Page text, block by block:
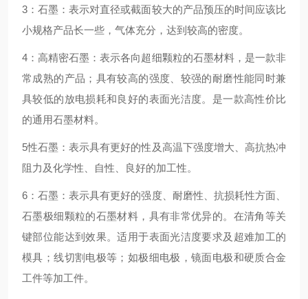
3：石墨：表示对直径或截面较大的产品预压的时间应该比
小规格产品长一些，气体充分，达到较高的密度。
4：高精密石墨：表示各向超细颗粒的石墨材料，是一款非
常成熟的产品；具有较高的强度、较强的耐磨性能同时兼
具较低的放电损耗和良好的表面光洁度。是一款高性价比
的通用石墨材料。
5性石墨：表示具有更好的性及高温下强度增大、高抗热冲
阻力及化学性、自性、良好的加工性。
6：石墨：表示具有更好的强度、耐磨性、抗损耗性方面、
石墨极细颗粒的石墨材料，具有非常优异的。在清角等关
键部位能达到效果。适用于表面光洁度要求及超难加工的
模具；线切割电极等；如极细电极，镜面电极和硬质合金
工件等加工件。